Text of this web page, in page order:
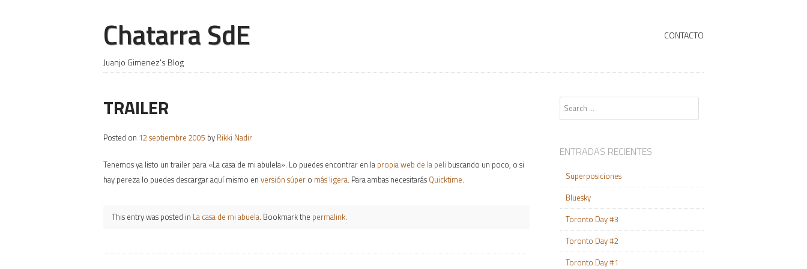
Chatarra SdE
Juanjo Gimenez's Blog
+
SKIP TO CONTENT
CONTACTO
TRAILER
Posted on 12 septiembre 2005 by Rikki Nadir
Tenemos ya listo un trailer para «La casa de mi abulela». Lo puedes encontrar en la propia web de la peli buscando un poco, o si
hay pereza lo puedes descargar aquí mismo en versión súper o más ligera. Para ambas necesitarás Quicktime.
This entry was posted in La casa de mi abuela. Bookmark the permalink.
Search
ENTRADAS RECIENTES
Superposiciones
Bluesky
Toronto Day #3
Toronto Day #2
Toronto Day #1